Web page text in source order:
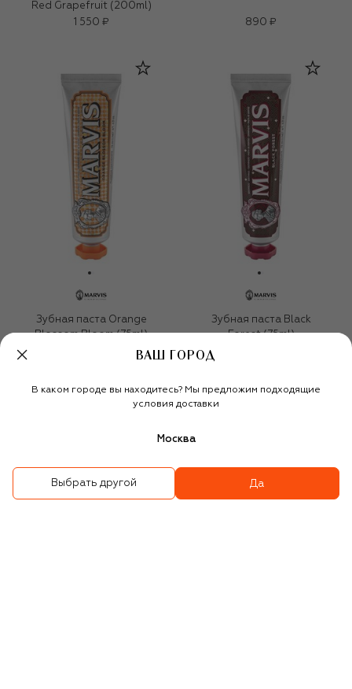
Red Grapefruit (200ml)
1 550 ₽
890 ₽
Зубная паста Orange
Blossom Bloom (75ml)
Зубная паста Black
Forest (75ml)
ВАШ ГОРОД
В каком городе вы находитесь? Мы предложим подходящие
условия доставки
Москва
Выбрать другой Да